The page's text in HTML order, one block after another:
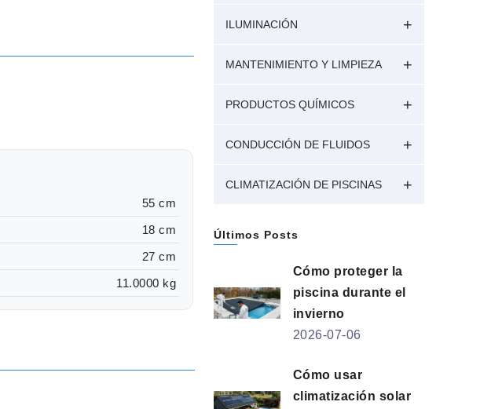
55 cm
18 cm
27 cm
11.0000 kg
ILUMINACIÓN
MANTENIMIENTO Y LIMPIEZA
PRODUCTOS QUÍMICOS
CONDUCCIÓN DE FLUIDOS
CLIMATIZACIÓN DE PISCINAS
Últimos Posts
Cómo proteger la
piscina durante el
invierno
2026-07-06
Cómo usar
climatización solar